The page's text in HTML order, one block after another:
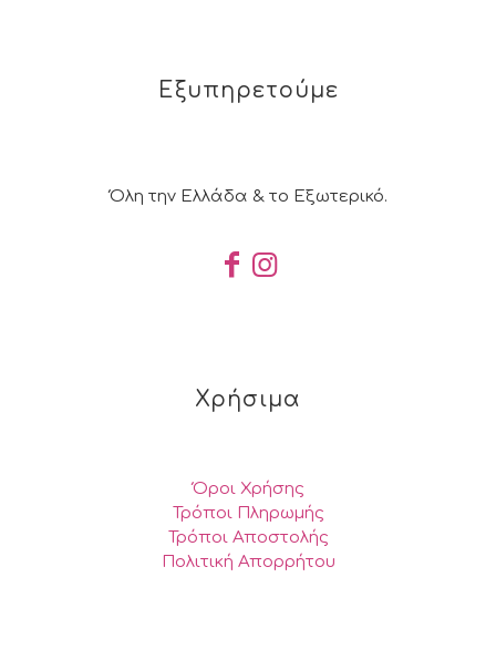
Εξυπηρετούμε
Όλη την Ελλάδα & το Εξωτερικό.
Χρήσιμα
Όροι Χρήσης
Τρόποι Πληρωμής
Τρόποι Αποστολής
Πολιτική Απορρήτου